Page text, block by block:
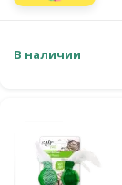
В наличии